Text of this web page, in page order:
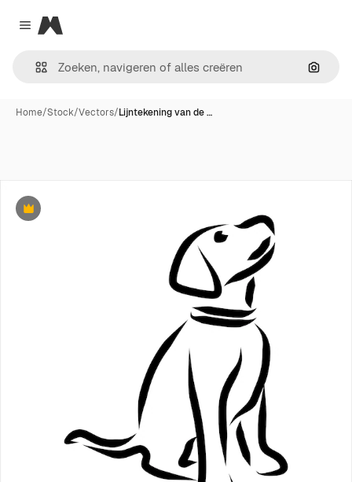
Close menu
Magnific
Home/Stock/Vectors/Lijntekening van de …
Premium